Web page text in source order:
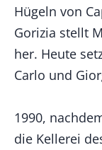
Hügeln von
Gorizia stellt
her. Heute
Carlo und
1990,
die Kellerei